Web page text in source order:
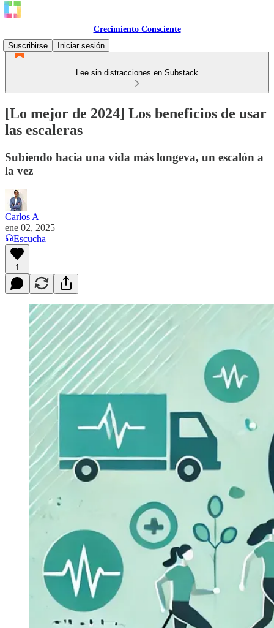
Crecimiento Consciente
Suscribirse
Iniciar sesión
Lee sin distracciones en Substack
[Lo mejor de 2024] Los beneficios de usar
las escaleras
Subiendo hacia una vida más longeva, un escalón a
la vez
Carlos A
ene 02, 2025
Escucha
1